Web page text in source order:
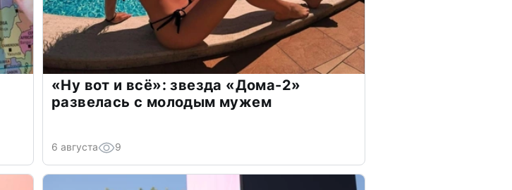
«Ну вот и всё»: звезда «Дома-2»
развелась с молодым мужем
6 августа 9